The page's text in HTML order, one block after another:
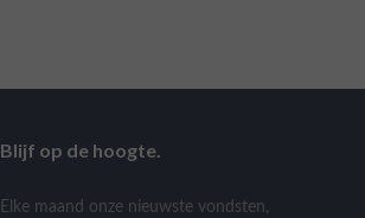
Blijf op de hoogte.
Elke maand onze nieuwste vondsten,